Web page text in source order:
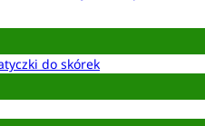
do skórek